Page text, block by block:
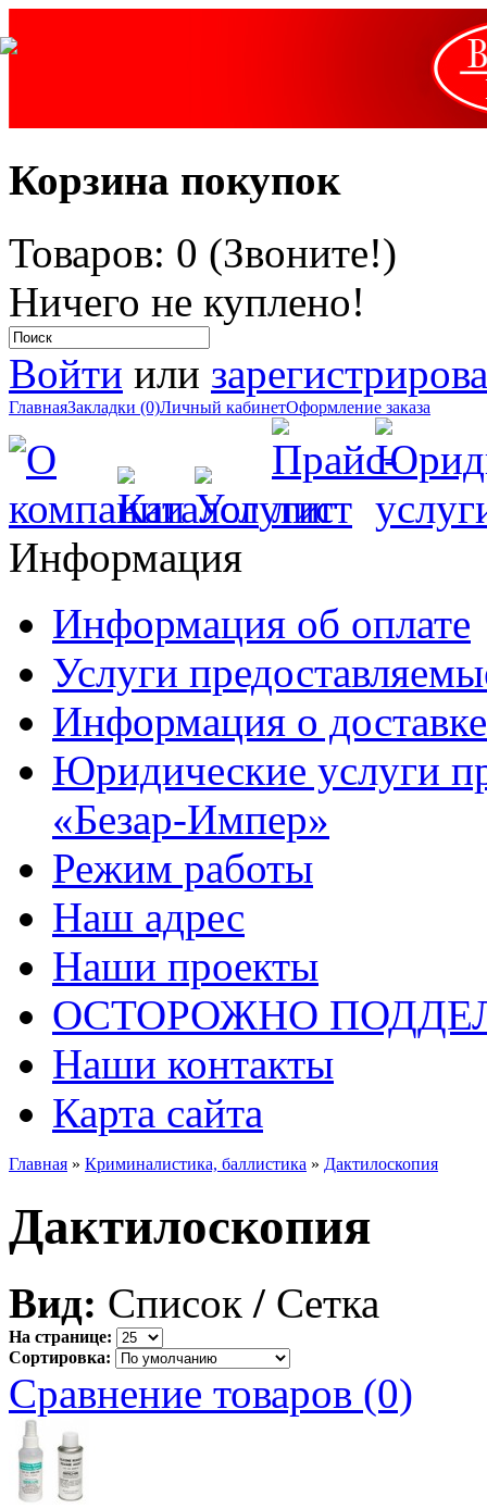
Корзина покупок
Товаров: 0 (Звоните!)
Ничего не куплено!
Войти или
ГлавнаяЗакладки (0)Личный кабинетОформление заказа
Информация
Информация об оплате
Услуги
Информация о доставке
Юридические услуги
«Безар-Импер»
Режим работы
Наш адрес
Наши проекты
ОСТОРОЖНО
Наши контакты
Карта сайта
Главная » Криминалистика, баллистика » Дактилоскопия
Дактилоскопия
Вид: Список / Сетка
На странице:
Сортировка:
Сравнение товаров (0)